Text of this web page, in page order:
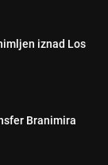
iznad Los
Branimira